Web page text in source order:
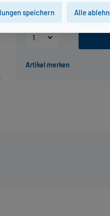
50 St 100 St
speichern Alle